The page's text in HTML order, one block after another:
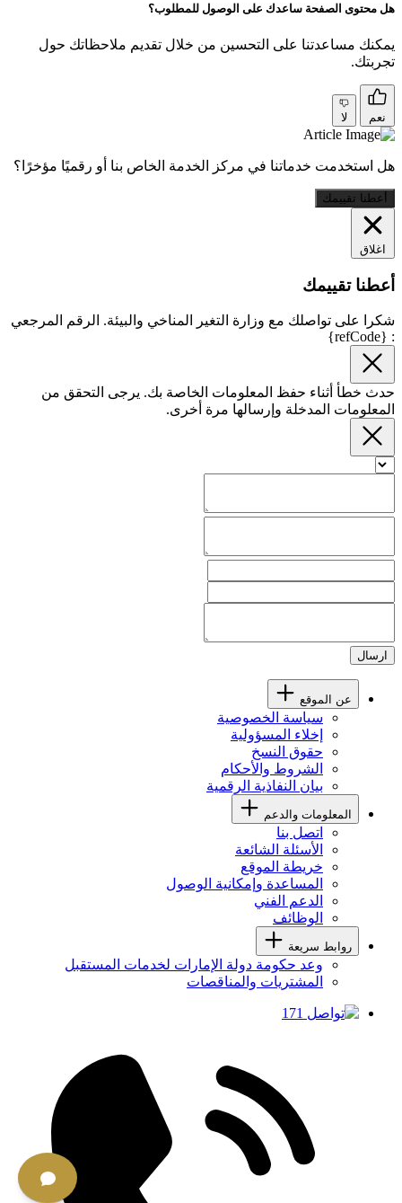
هل محتوى الصفحة ساعدك على الوصول للمطلوب؟
يمكنك مساعدتنا على التحسين من خلال تقديم ملاحظاتك حول
تجربتك.
نعم لا
هل استخدمت خدماتنا في مركز الخدمة الخاص بنا أو رقميًا مؤخرًا؟
أعطنا تقييمك
اغلاق
أعطنا تقييمك
شكرا على تواصلك مع وزارة التغير المناخي والبيئة. الرقم المرجعي
: {refCode}
حدث خطأ أثناء حفظ المعلومات الخاصة بك. يرجى التحقق من
المعلومات المدخلة وإرسالها مرة أخرى.
ارسال
عن الموقع
سياسة الخصوصية
إخلاء المسؤولية
حقوق النسخ
الشروط والأحكام
بيان النفاذية الرقمية
المعلومات والدعم
اتصل بنا
الأسئلة الشائعة
خريطة الموقع
المساعدة وإمكانية الوصول
الدعم الفني
الوظائف
روابط سريعة
وعد حكومة دولة الإمارات لخدمات المستقبل
المشتريات والمناقصات